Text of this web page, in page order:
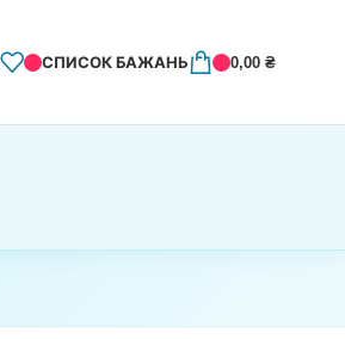
СПИСОК БАЖАНЬ 0,00₴